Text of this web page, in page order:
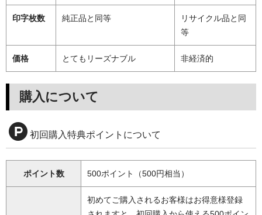
印字枚数 純正品と同等
リサイクル品と同
等
価格 とてもリーズナブル 非経済的
購入について
初回購入特典ポイントについて
ポイント数 500ポイント（500円相当）
初めてご購入されるお客様はお得意様登録